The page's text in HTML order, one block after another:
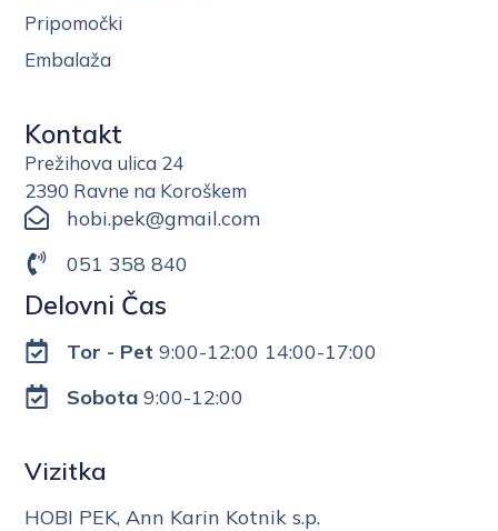
Pripomočki
Embalaža
Kontakt
Prežihova ulica 24
2390 Ravne na Koroškem
hobi.pek@gmail.com
051 358 840
Delovni Čas
Tor - Pet 9:00-12:00 14:00-17:00
Sobota9:00-12:00
Vizitka
HOBI PEK, Ann Karin Kotnik s.p.